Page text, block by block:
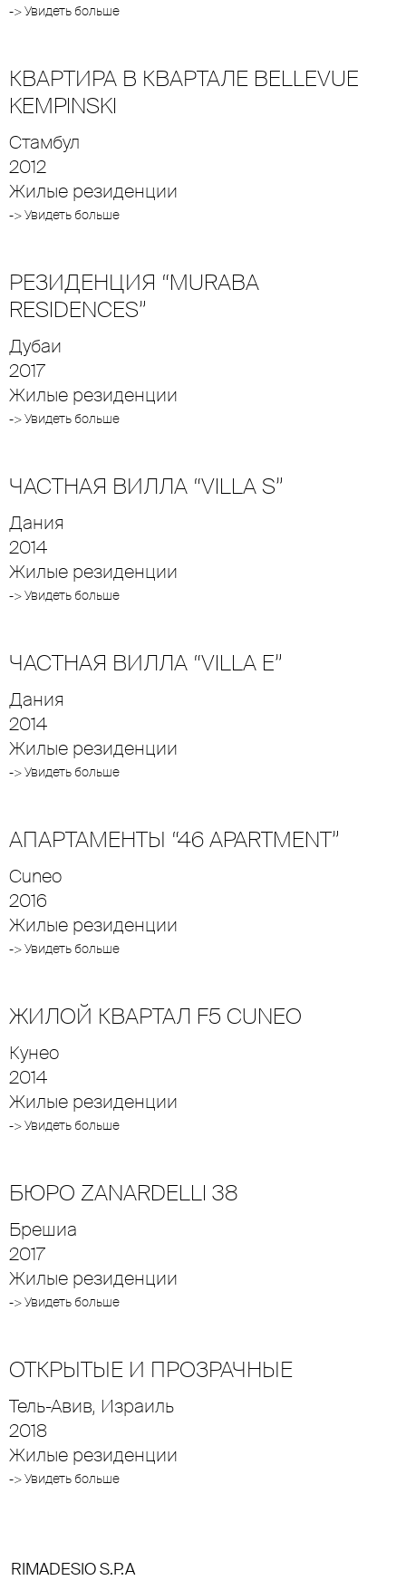
-> Увидеть больше
КВАРТИРА В КВАРТАЛЕ BELLEVUE
KEMPINSKI
Стамбул
2012
Жилые резиденции
-> Увидеть больше
РЕЗИДЕНЦИЯ “MURABA
RESIDENCES”
Дубаи
2017
Жилые резиденции
-> Увидеть больше
ЧАСТНАЯ ВИЛЛА “VILLA S”
Дания
2014
Жилые резиденции
-> Увидеть больше
ЧАСТНАЯ ВИЛЛА “VILLA E”
Дания
2014
Жилые резиденции
-> Увидеть больше
АПАРТАМЕНТЫ “46 APARTMENT”
Cuneo
2016
Жилые резиденции
-> Увидеть больше
ЖИЛОЙ КВАРТАЛ F5 CUNEO
Кунео
2014
Жилые резиденции
-> Увидеть больше
БЮРО ZANARDELLI 38
Брешиа
2017
Жилые резиденции
-> Увидеть больше
ОТКРЫТЫЕ И ПРОЗРАЧНЫЕ
Тель-Авив, Израиль
2018
Жилые резиденции
-> Увидеть больше
RIMADESIO S.P.A